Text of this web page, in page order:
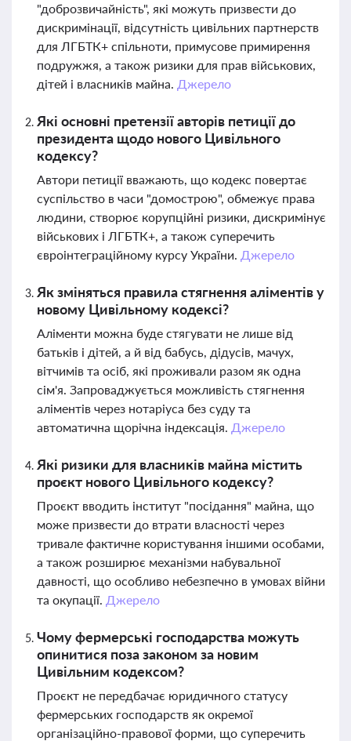
"доброзвичайність", які можуть призвести до
дискримінації, відсутність цивільних партнерств
для ЛГБТК+ спільноти, примусове примирення
подружжя, а також ризики для прав військових,
дітей і власників майна. Джерело
Які основні претензії авторів петиції до
президента щодо нового Цивільного
кодексу?
Автори петиції вважають, що кодекс повертає
суспільство в часи "домострою", обмежує права
людини, створює корупційні ризики, дискримінує
військових і ЛГБТК+, а також суперечить
євроінтеграційному курсу України. Джерело
Як зміняться правила стягнення аліментів у
новому Цивільному кодексі?
Аліменти можна буде стягувати не лише від
батьків і дітей, а й від бабусь, дідусів, мачух,
вітчимів та осіб, які проживали разом як одна
сім'я. Запроваджується можливість стягнення
аліментів через нотаріуса без суду та
автоматична щорічна індексація. Джерело
Які ризики для власників майна містить
проєкт нового Цивільного кодексу?
Проєкт вводить інститут "посідання" майна, що
може призвести до втрати власності через
тривале фактичне користування іншими особами,
а також розширює механізми набувальної
давності, що особливо небезпечно в умовах війни
та окупації. Джерело
Чому фермерські господарства можуть
опинитися поза законом за новим
Цивільним кодексом?
Проєкт не передбачає юридичного статусу
фермерських господарств як окремої
організаційно-правової форми, що суперечить